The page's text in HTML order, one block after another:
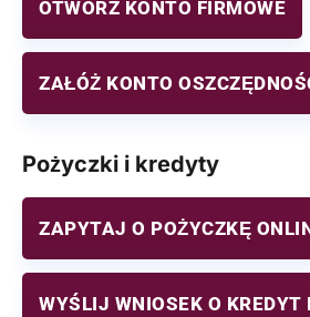
OTWÓRZ KONTO FIRMOWE
ZAŁÓŻ KONTO
Pożyczki i kredyty
ZAPYTAJ O POŻYCZKĘ
WYŚLIJ WNIOSEK O KREDYT